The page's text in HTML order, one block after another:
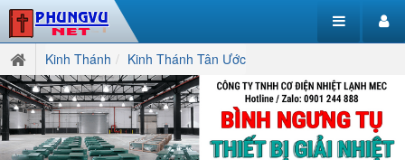
Kinh Thánh Kinh Thánh Tân Ước